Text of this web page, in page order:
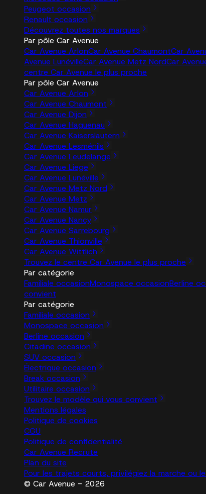
Peugeot occasion
Renault occasion
Découvrez toutes nos marques
Par pôle Car Avenue
Car Avenue ArlonCar Avenue ChaumontCar
Avenue LunévilleCar Avenue Metz NordCar
centre Car Avenue le plus proche
Par pôle Car Avenue
Car Avenue Arlon
Car Avenue Chaumont
Car Avenue Dijon
Car Avenue Haguenau
Car Avenue Kaiserslautern
Car Avenue Lesménils
Car Avenue Leudelange
Car Avenue Liege
Car Avenue Lunéville
Car Avenue Metz Nord
Car Avenue Metz
Car Avenue Namur
Car Avenue Nancy
Car Avenue Sarrebourg
Car Avenue Thionville
Car Avenue Wittlich
Trouvez le centre Car Avenue le plus proche
Par catégorie
Familiale occasionMonospace occasionBerline
convient
Par catégorie
Familiale occasion
Monospace occasion
Berline occasion
Citadine occasion
SUV occasion
Électrique occasion
Break occasion
Utilitaire occasion
Trouvez le modèle qui vous convient
Mentions légales
Politique de cookies
CGU
Politique de confidentialité
Car Avenue Recrute
Plan du site
Pour les trajets courts, privilégiez la marche ou
© Car Avenue - 2026